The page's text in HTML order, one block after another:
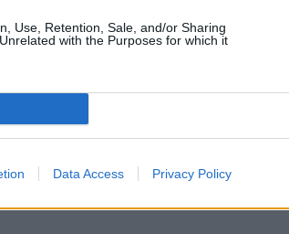
Use, Retention, Sale, and/or Sharing
with the Purposes for which it
Data Access Privacy Policy